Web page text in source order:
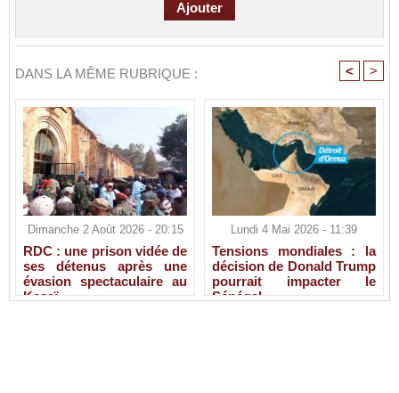
DANS LA MÊME RUBRIQUE : < >
Dimanche 2 Août 2026 - 20:15
RDC : une prison vidée de
ses détenus après une
évasion spectaculaire au
Kasaï
Lundi 4 Mai 2026 - 11:39
Tensions mondiales : la
décision de Donald Trump
pourrait impacter le
Sénégal